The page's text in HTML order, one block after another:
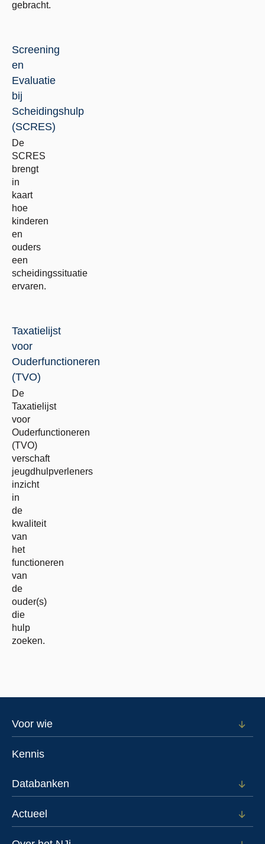
gebracht.
Screening
en
Evaluatie
bij
Scheidingshulp
(SCRES)
De
SCRES
brengt
in
kaart
hoe
kinderen
en
ouders
een
scheidingssituatie
ervaren.
Taxatielijst
voor
Ouderfunctioneren
(TVO)
De
Taxatielijst
voor
Ouderfunctioneren
(TVO)
verschaft
jeugdhulpverleners
inzicht
in
de
kwaliteit
van
het
functioneren
van
de
ouder(s)
die
hulp
zoeken.
Footer
Voor wie
Open
Kennis
Databanken
Open
voor
Actueel
Open